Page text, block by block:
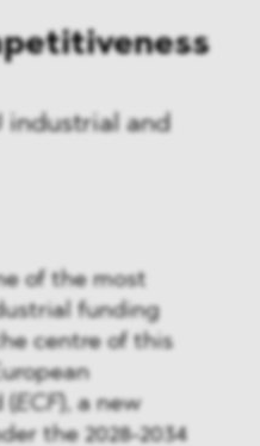
industrial and
of the most
funding
centre of this
ECF), a new
the 2028-2034